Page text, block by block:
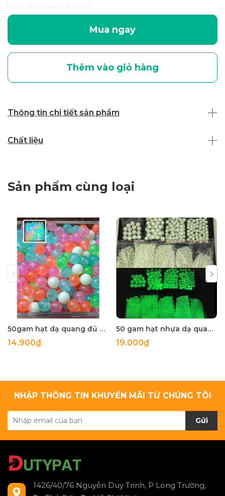
Mua ngay
Thêm vào giỏ hàng
Thông tin chi tiết sản phẩm
Chất liệu
Sản phẩm cùng loại
50gam hạt dạ quang đủ màu 6mm, 8mm, 10mm, 12mm, hạt nhựa tròn
14.900₫
50 gam hạt nhựa dạ quang tròn đủ size 4mm, 5mm, 6mm, 8mm, 10mm, 12mm, 14mm, 16mm ,18mm , 10mm, 22mm, 25mm
19.000₫
NHẬP THÔNG TIN KHUYẾN MÃI TỪ CHÚNG TÔI
Gửi
1426/40/76 Nguyễn Duy Trinh, P Long Trường,